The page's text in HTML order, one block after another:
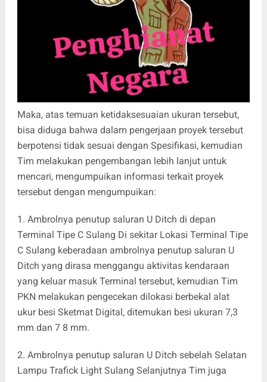
Maka, atas temuan ketidaksesuaian ukuran tersebut,
bisa diduga bahwa dalam pengerjaan proyek tersebut
berpotensi tidak sesuai dengan Spesifikasi, kemudian
Tim melakukan pengembangan lebih lanjut untuk
mencari, mengumpuikan informasi terkait proyek
tersebut dengan mengumpuikan:
1. Ambrolnya penutup saluran U Ditch di depan
Terminal Tipe C Sulang Di sekitar Lokasi Terminal Tipe
C Sulang keberadaan ambrolnya penutup saluran U
Ditch yang dirasa menggangu aktivitas kendaraan
yang keluar masuk Terminal tersebut, kemudian Tim
PKN melakukan pengecekan dilokasi berbekal alat
ukur besi Sketmat Digital, ditemukan besi ukuran 7,3
mm dan 7 8 mm.
2. Ambrolnya penutup saluran U Ditch sebelah Selatan
Lampu Trafick Light Sulang Selanjutnya Tim juga